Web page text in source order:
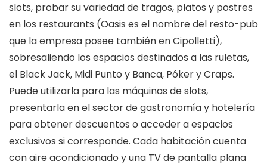
slots, probar su variedad de tragos, platos y postres
en los restaurants (Oasis es el nombre del resto-pub
que la empresa posee también en Cipolletti),
sobresaliendo los espacios destinados a las ruletas,
el Black Jack, Midi Punto y Banca, Póker y Craps.
Puede utilizarla para las máquinas de slots,
presentarla en el sector de gastronomía y hotelería
para obtener descuentos o acceder a espacios
exclusivos si corresponde. Cada habitación cuenta
con aire acondicionado y una TV de pantalla plana